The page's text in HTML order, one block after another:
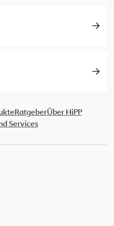
RatgeberÜber HiPP
Services